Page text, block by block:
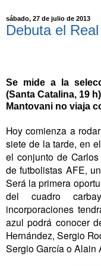
sábado, 27 de julio de 2013
Debuta el
Se mide a la
(Santa Catalina, 19 h)
Mantovani no viaja
Hoy comienza a
siete de la tarde, en
el conjunto de
de futbolistas AFE,
Será la primera
del cuadro
incorporaciones
azul podrá conocer
Hernández, Sergio
Sergio García o Alain